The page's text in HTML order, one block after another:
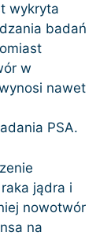
wykryta
badań
w
nawet
PSA.
jądra i
nowotwór
na